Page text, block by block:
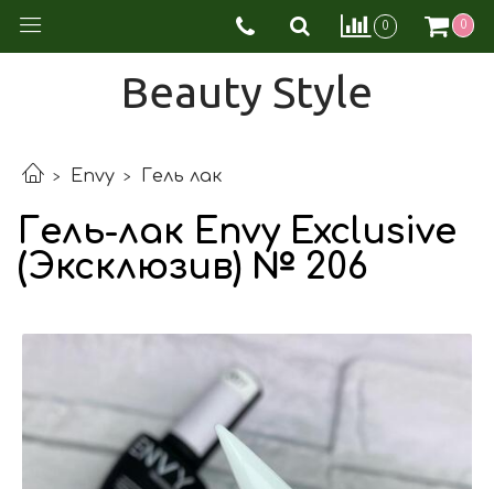
0 0
Beauty Style
Envy Гель лак
Гель-лак Envy Exclusive
(Эксклюзив) № 206